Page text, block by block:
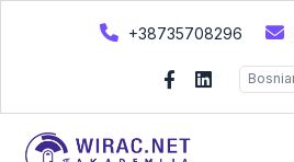
+38735708296